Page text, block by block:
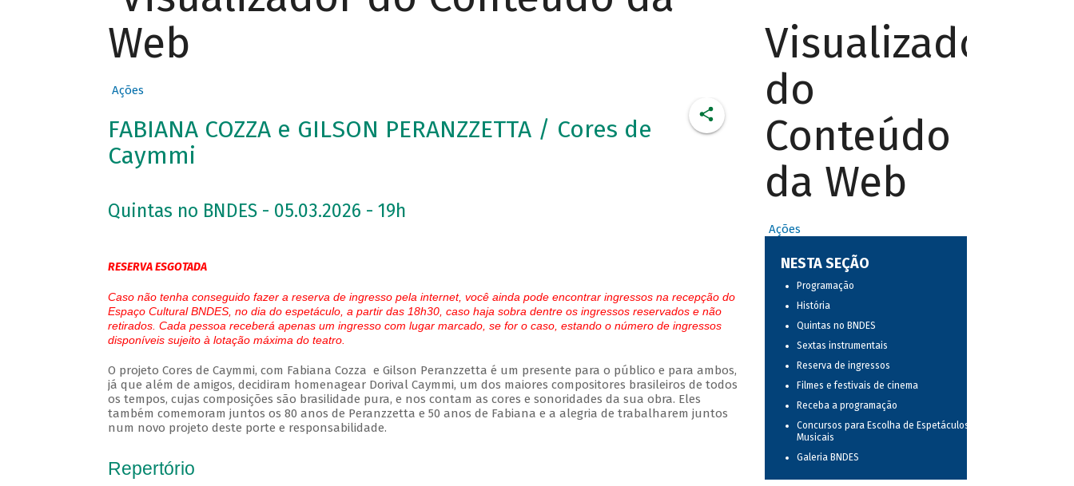
Web
Ações
FABIANA COZZA e GILSON PERANZZETTA / Cores de
Caymmi
Quintas no BNDES - 05.03.2026 - 19h
RESERVA ESGOTADA
Caso não tenha conseguido fazer a reserva de ingresso pela internet, você ainda pode encontrar ingressos na recepção do
Espaço Cultural BNDES, no dia do espetáculo, a partir das 18h30, caso haja sobra dentre os ingressos reservados e não
retirados. Cada pessoa receberá apenas um ingresso com lugar marcado, se for o caso, estando o número de ingressos
disponíveis sujeito à lotação máxima do teatro.
O projeto Cores de Caymmi, com Fabiana Cozza e Gilson Peranzzetta é um presente para o público e para ambos,
já que além de amigos, decidiram homenagear Dorival Caymmi, um dos maiores compositores brasileiros de todos
os tempos, cujas composições são brasilidade pura, e nos contam as cores e sonoridades da sua obra. Eles
também comemoram juntos os 80 anos de Peranzzetta e 50 anos de Fabiana e a alegria de trabalharem juntos
num novo projeto deste porte e responsabilidade.
Repertório
Visualizador
do
Conteúdo
da Web
Ações
NESTA SEÇÃO
Programação
História
Quintas no BNDES
Sextas instrumentais
Reserva de ingressos
Filmes e festivais de cinema
Receba a programação
Concursos para Escolha de Espetáculos
Musicais
Galeria BNDES